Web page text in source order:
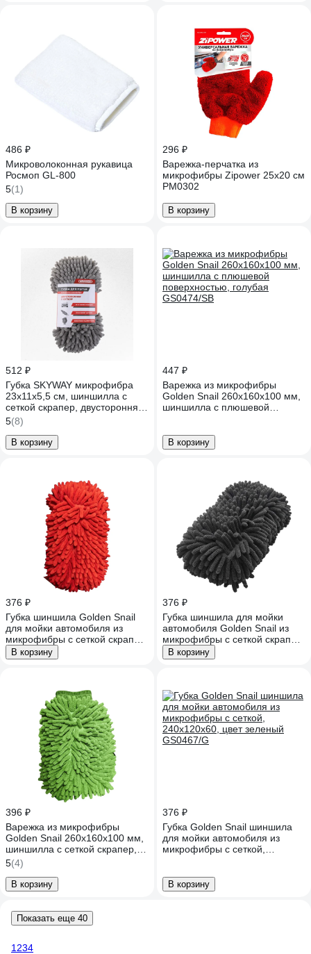
486 ₽
Микроволоконная рукавица
Росмоп GL-800
5(1)
В корзину
296 ₽
Варежка-перчатка из
микрофибры Zipower 25х20 см
PM0302
В корзину
512 ₽
Губка SKYWAY микрофибра
23х11х5,5 см, шиншилла с
сеткой скрапер, двусторонняя
S00902006
5(8)
В корзину
447 ₽
Варежка из микрофибры
Golden Snail 260х160х100 мм,
шиншилла с плюшевой
В корзину
376 ₽
Губка шиншила Golden Snail
для мойки автомобиля из
микрофибры с сеткой скрапер,
240х120х60, цвет красный
GS0467/R
В корзину
376 ₽
Губка шиншила для мойки
автомобиля Golden Snail из
микрофибры с сеткой скрапер,
240х120х60, цвет серый
GS0467/GR
В корзину
396 ₽
Варежка из микрофибры
Golden Snail 260х160х100 мм,
шиншилла с сеткой скрапер,
цает зеленый GS0407/G
5(4)
В корзину
376 ₽
Губка Golden Snail шиншила
для мойки автомобиля из
микрофибры с сеткой,
В корзину
Показать еще 40
1 234